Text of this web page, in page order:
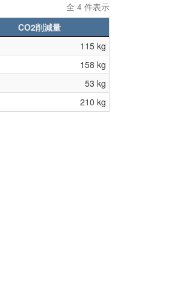
全 4 件表示
CO2削減量
115 kg
158 kg
53 kg
210 kg